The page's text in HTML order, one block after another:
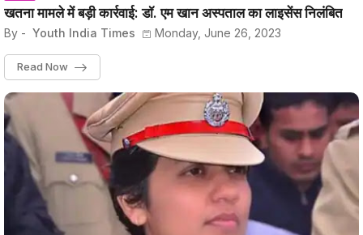
खतना मामले में बड़ी कार्रवाई: डॉ. एम खान अस्पताल का लाइसेंस निलंबित
By - Youth India Times Monday, June 26, 2023
Read Now